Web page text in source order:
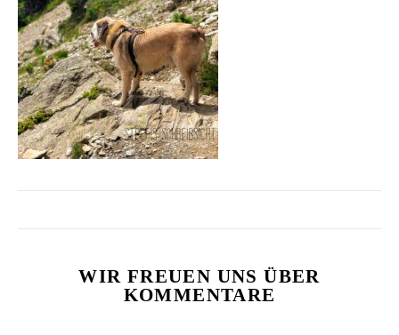
WIR FREUEN UNS ÜBER
KOMMENTARE